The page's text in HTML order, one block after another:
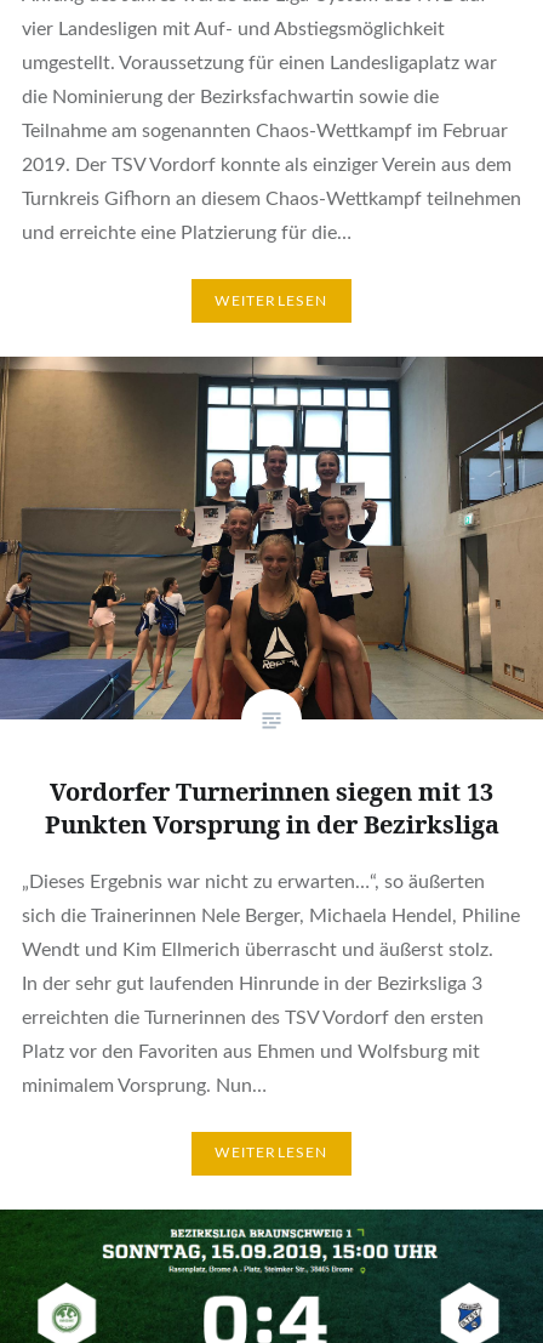
vier Landesligen mit Auf- und Abstiegsmöglichkeit
umgestellt. Voraussetzung für einen Landesligaplatz war
die Nominierung der Bezirksfachwartin sowie die
Teilnahme am sogenannten Chaos-Wettkampf im Februar
2019. Der TSV Vordorf konnte als einziger Verein aus dem
Turnkreis Gifhorn an diesem Chaos-Wettkampf teilnehmen
und erreichte eine Platzierung für die…
WEITERLESEN
Vordorfer Turnerinnen siegen mit 13
Punkten Vorsprung in der Bezirksliga
„Dieses Ergebnis war nicht zu erwarten…“, so äußerten
sich die Trainerinnen Nele Berger, Michaela Hendel, Philine
Wendt und Kim Ellmerich überrascht und äußerst stolz.
In der sehr gut laufenden Hinrunde in der Bezirksliga 3
erreichten die Turnerinnen des TSV Vordorf den ersten
Platz vor den Favoriten aus Ehmen und Wolfsburg mit
minimalem Vorsprung. Nun…
WEITERLESEN